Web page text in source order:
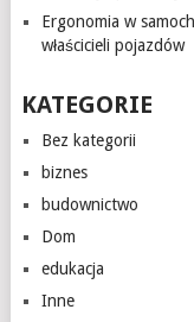
Ergonomia w
właścicieli pojazdów
KATEGORIE
Bez kategorii
biznes
budownictwo
Dom
edukacja
Inne